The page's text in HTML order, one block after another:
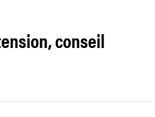
conseil